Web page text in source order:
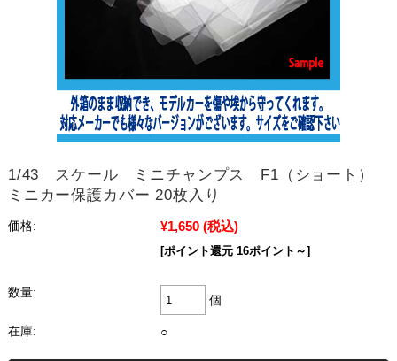
1/43 スケール ミニチャンプス F1（ショート）
ミニカー保護カバー 20枚入り
価格: ¥1,650 (税込)
[ポイント還元 16ポイント～]
数量:
個
在庫: ○